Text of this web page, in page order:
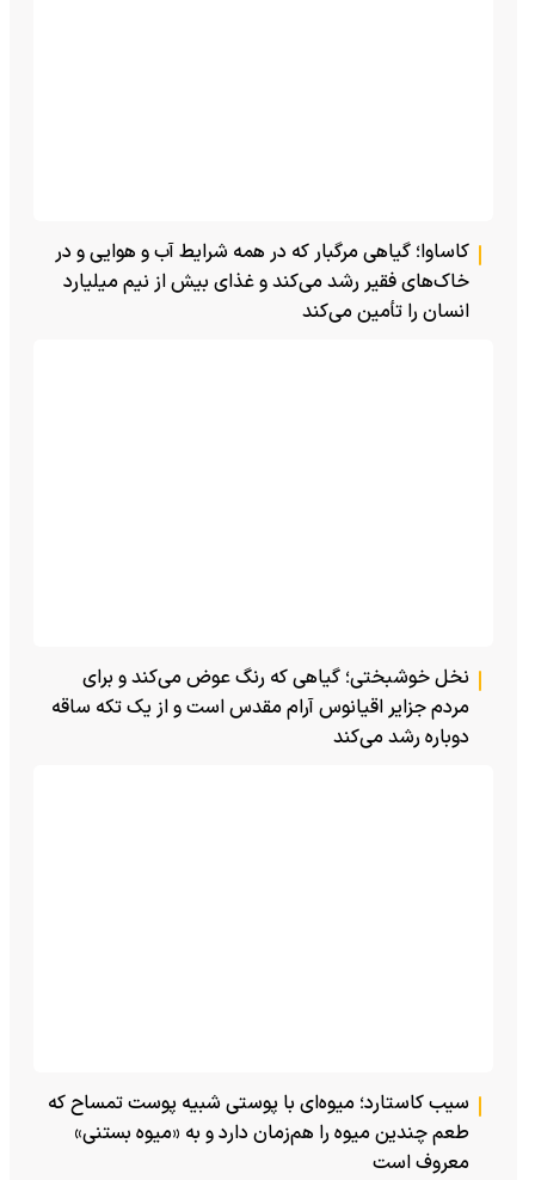
کاساوا؛ گیاهی مرگبار که در همه شرایط آب و هوایی و در
خاک‌های فقیر رشد می‌کند و غذای بیش از نیم میلیارد
انسان را تأمین می‌کند
نخل خوشبختی؛ گیاهی که رنگ عوض می‌کند و برای
مردم جزایر اقیانوس آرام مقدس است و از یک تکه ساقه
دوباره رشد می‌کند
سیب کاستارد؛ میوه‌ای با پوستی شبیه پوست تمساح که
طعم چندین میوه را هم‌زمان دارد و به «میوه بستنی»
معروف است